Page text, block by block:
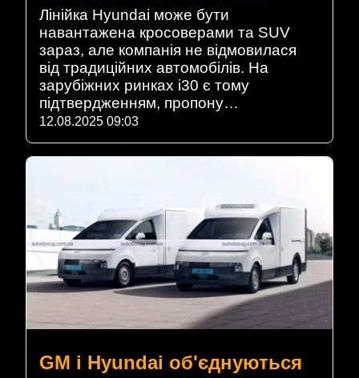
Лінійка Hyundai може бути
навантажена кросоверами та SUV
зараз, але компанія не відмовилася
від традиційних автомобілів. На
зарубіжних ринках i30 є тому
підтвердженням, пропону…
12.08.2025 09:03
GM і Hyundai об'єднуються